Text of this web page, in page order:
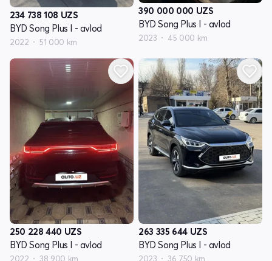
234 738 108 UZS
BYD Song Plus I - avlod
2022 51 000 km
390 000 000 UZS
BYD Song Plus I - avlod
2023 45 000 km
250 228 440 UZS
BYD Song Plus I - avlod
2022 38 900 km
263 335 644 UZS
BYD Song Plus I - avlod
2023 36 750 km